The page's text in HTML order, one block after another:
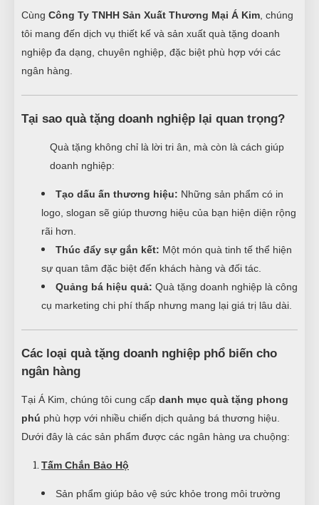
Cùng Công Ty TNHH Sản Xuất Thương Mại Á Kim , chúng
tôi mang đến dịch vụ thiết kế và sản xuất quà tặng doanh
nghiệp đa dạng, chuyên nghiệp, đặc biệt phù hợp với các
ngân hàng.
Tại sao quà tặng doanh nghiệp lại quan trọng?
Quà tặng không chỉ là lời tri ân, mà còn là cách giúp
doanh nghiệp:
Tạo dấu ấn thương hiệu: Những sản phẩm có in
logo, slogan sẽ giúp thương hiệu của bạn hiện diện rộng
rãi hơn.
Thúc đẩy sự gắn kết: Một món quà tinh tế thể hiện
sự quan tâm đặc biệt đến khách hàng và đối tác.
Quảng bá hiệu quả: Quà tặng doanh nghiệp là công
cụ marketing chi phí thấp nhưng mang lại giá trị lâu dài.
Các loại quà tặng doanh nghiệp phổ biến cho
ngân hàng
Tại Á Kim, chúng tôi cung cấp danh mục quà tặng phong
phú phù hợp với nhiều chiến dịch quảng bá thương hiệu.
Dưới đây là các sản phẩm được các ngân hàng ưa chuộng:
Tấm Chắn Bảo Hộ
Sản phẩm giúp bảo vệ sức khỏe trong môi trường